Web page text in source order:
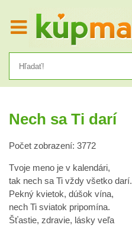
Nech sa Ti darí
Počet zobrazení: 3772
Tvoje meno je v kalendári,
tak nech sa Ti vždy všetko darí.
Pekný kvietok, dúšok vína,
nech Ti sviatok pripomína.
Šťastie, zdravie, lásky veľa